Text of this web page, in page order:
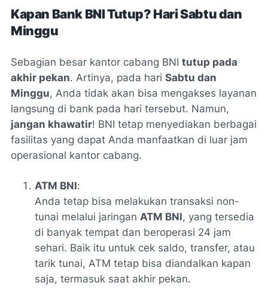
Kapan Bank BNI Tutup? Hari Sabtu dan
Minggu
Sebagian besar kantor cabang BNI tutup pada
akhir pekan. Artinya, pada hari Sabtu dan
Minggu, Anda tidak akan bisa mengakses layanan
langsung di bank pada hari tersebut. Namun,
jangan khawatir! BNI tetap menyediakan berbagai
fasilitas yang dapat Anda manfaatkan di luar jam
operasional kantor cabang.
ATM BNI:
Anda tetap bisa melakukan transaksi non-
tunai melalui jaringan ATM BNI, yang tersedia
di banyak tempat dan beroperasi 24 jam
sehari. Baik itu untuk cek saldo, transfer, atau
tarik tunai, ATM tetap bisa diandalkan kapan
saja, termasuk saat akhir pekan.